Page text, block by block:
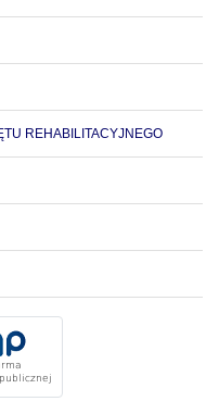
REHABILITACYJNEGO